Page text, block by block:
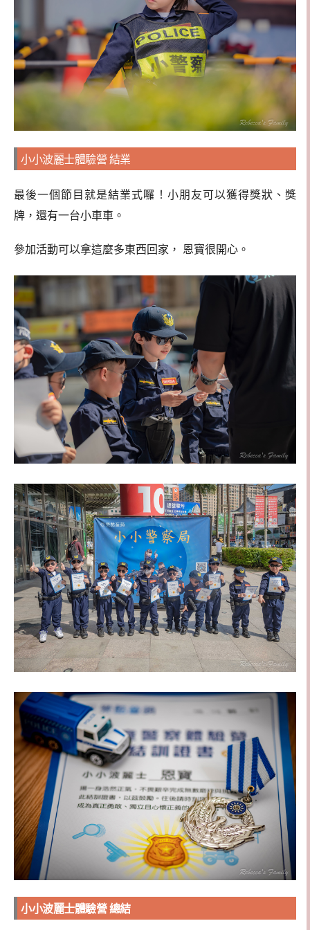
小小波麗士體驗營 結業
最後一個節目就是結業式囉！小朋友可以獲得獎狀、獎
牌，還有一台小車車。
參加活動可以拿這麼多東西回家， 恩寶很開心。
小小波麗士體驗營 總結